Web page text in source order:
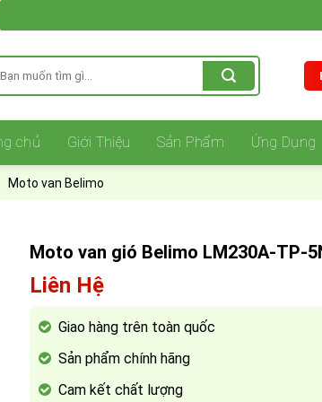
chủ Giới Thiệu Sản Phẩm Ứng Dụng
Moto van Belimo
Moto van gió Belimo LM230A-TP-
Liên Hệ
Giao hàng trên toàn quốc
Sản phẩm chính hãng
Cam kết chất lượng